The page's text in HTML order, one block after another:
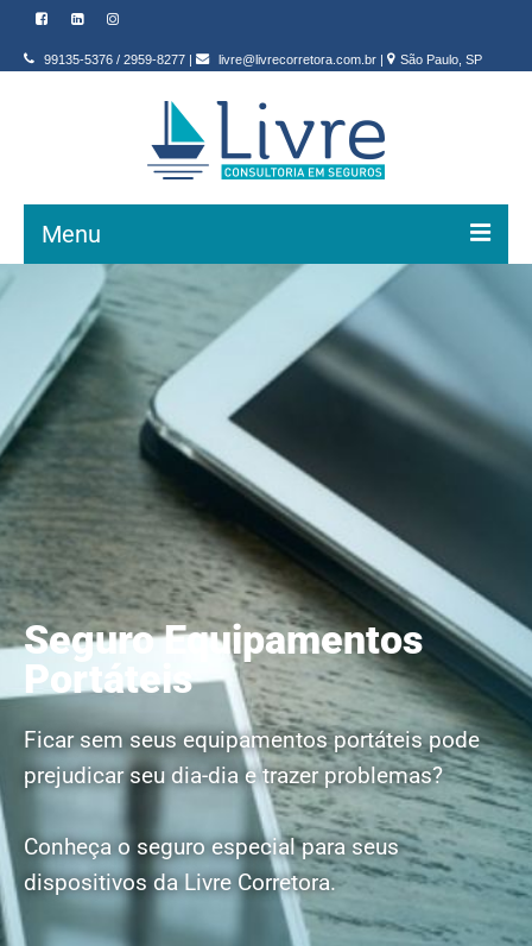
99135-5376 / 2959-8277 | livre@livrecorretora.com.br | São Paulo, SP
Menu
INÍCIO
SEGUROS
QUEM SOMOS
CONTATO
BLOG
Seguro Equipamentos
Portáteis
Ficar sem seus equipamentos portáteis pode
prejudicar seu dia-dia e trazer problemas?
Conheça o seguro especial para seus
dispositivos da Livre Corretora.